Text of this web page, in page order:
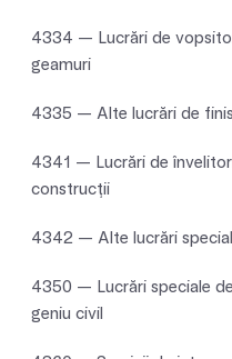
4334 — Lucrări de
geamuri
4335 — Alte lucrări de
4341 — Lucrări de
construcţii
4342 — Alte lucrări
4350 — Lucrări speciale
geniu civil